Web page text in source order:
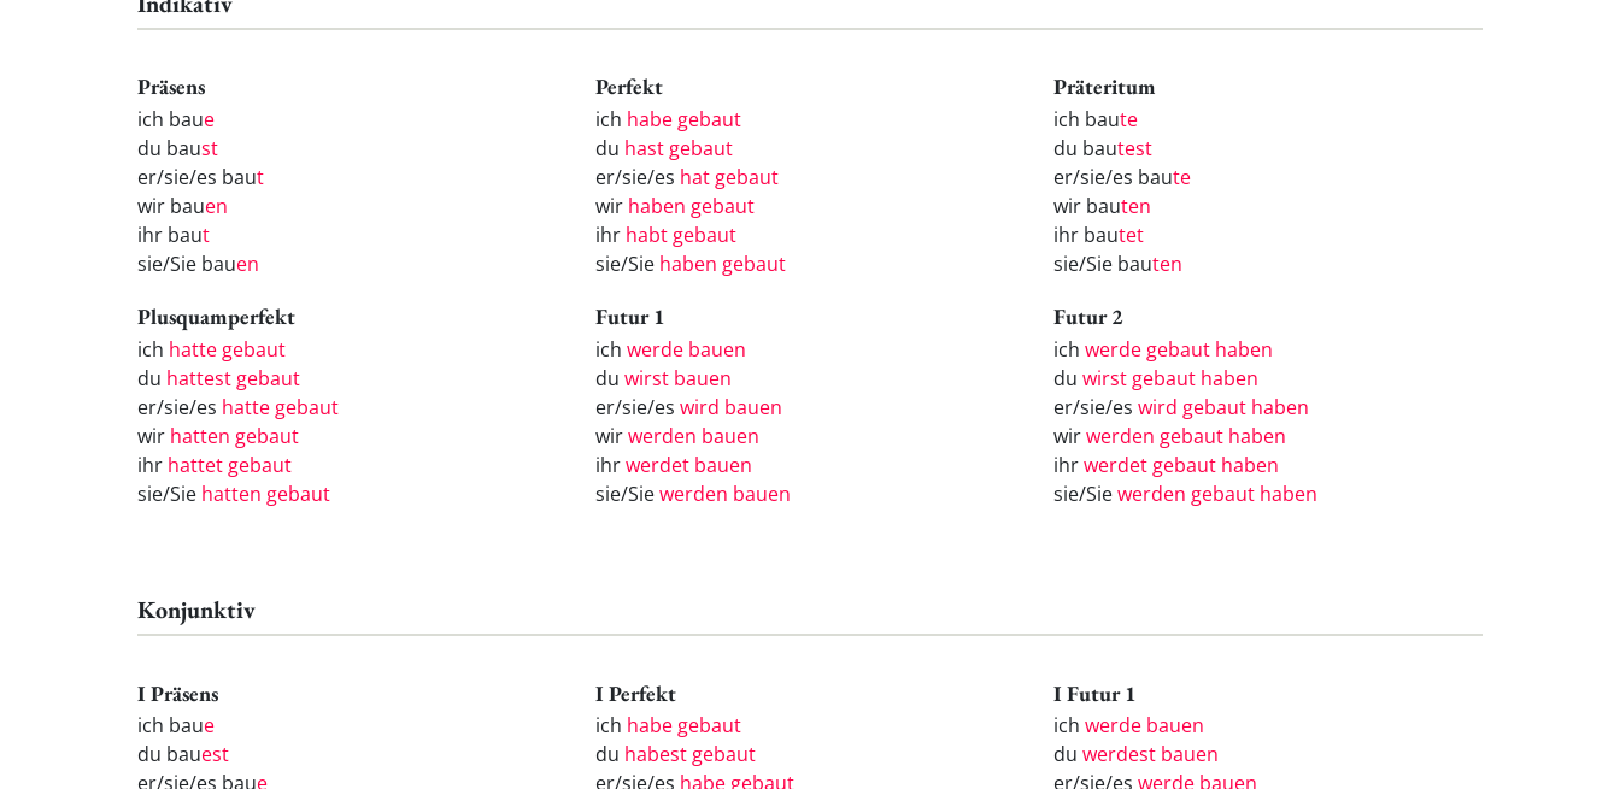
Präsens
ich baue
du baust
er/sie/es baut
wir bauen
ihr baut
sie/Sie bauen
Perfekt
ich habe gebaut
du hast gebaut
er/sie/es hat gebaut
wir haben gebaut
ihr habt gebaut
sie/Sie haben gebaut
Präteritum
ich baute
du bautest
er/sie/es baute
wir bauten
ihr bautet
sie/Sie bauten
Plusquamperfekt
ich hatte gebaut
du hattest gebaut
er/sie/es hatte gebaut
wir hatten gebaut
ihr hattet gebaut
sie/Sie hatten gebaut
Futur 1
ich werde bauen
du wirst bauen
er/sie/es wird bauen
wirwerden bauen
ihrwerdet bauen
sie/Siewerden bauen
Futur 2
ich werde gebaut haben
du wirst gebaut haben
er/sie/es wird gebaut haben
wirwerden gebaut haben
ihrwerdet gebaut haben
sie/Siewerden gebaut haben
Konjunktiv
I Präsens
ich baue
du bauest
er/sie/es baue
I Perfekt
ich habe gebaut
du habest gebaut
er/sie/es habe gebaut
I Futur 1
ich werde bauen
du werdest bauen
er/sie/es werde bauen